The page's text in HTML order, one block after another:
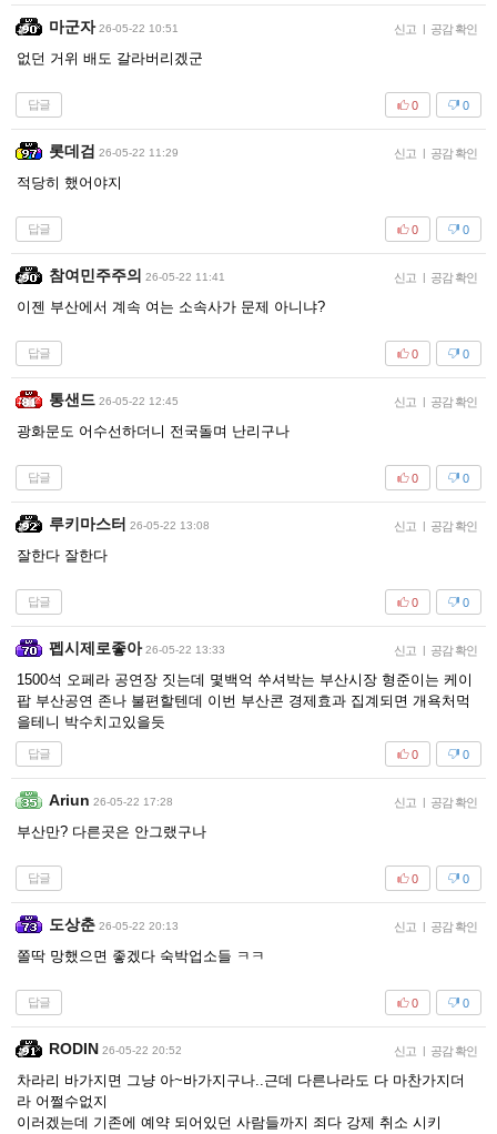
마군자 26-05-22 10:51 신고 | 공감 확인
없던 거위 배도 갈라버리겠군
답글 0
0
롯데검 26-05-22 11:29 신고 | 공감 확인
적당히 했어야지
답글 0
0
참여민주주의 26-05-22 11:41 신고 | 공감 확인
이젠 부산에서 계속 여는 소속사가 문제 아니냐?
답글 0
0
통샌드 26-05-22 12:45 신고 | 공감 확인
광화문도 어수선하더니 전국돌며 난리구나
답글 0
0
루키마스터 26-05-22 13:08 신고 | 공감 확인
잘한다 잘한다
답글 0
0
펩시제로좋아 26-05-22 13:33 신고 | 공감 확인
1500석 오페라 공연장 짓는데 몇백억 쑤셔박는 부산시장 형준이는 케이
팝 부산공연 존나 불편할텐데 이번 부산콘 경제효과 집계되면 개욕처먹
을테니 박수치고있을듯
답글 0
0
Ariun 26-05-22 17:28 신고 | 공감 확인
부산만? 다른곳은 안그랬구나
답글 0
0
도상춘 26-05-22 20:13 신고 | 공감 확인
쫄딱 망했으면 좋겠다 숙박업소들 ㅋㅋ
답글 0
0
RODIN 26-05-22 20:52 신고 | 공감 확인
차라리 바가지면 그냥 아~바가지구나..근데 다른나라도 다 마찬가지더
라 어쩔수없지
이러겠는데 기존에 예약 되어있던 사람들까지 죄다 강제 취소 시키